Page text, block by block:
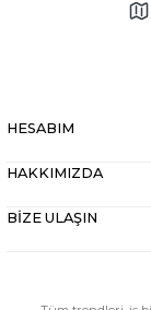
HESABIM
HAKKIMIZDA
BİZE ULAŞIN